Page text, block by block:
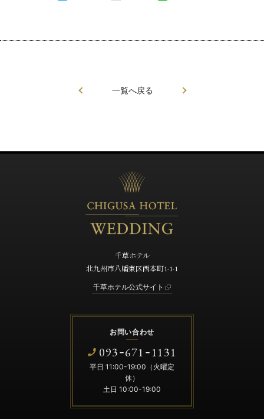
一覧へ戻る
千草ホテル
北九州市八幡東区西本町1-1-1
千草ホテル公式サイト
お問い合わせ
093-671 -1131
平日 11:00-19:00（火曜定
休）
土日 10:00-19:00